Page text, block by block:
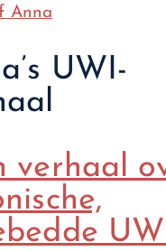
UWI-
verhaal